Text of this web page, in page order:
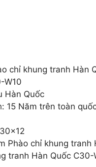
chỉ khung tranh Hàn
W10
Hàn Quốc
15 Năm trên toàn
Phào chỉ khung
tranh Hàn Quốc